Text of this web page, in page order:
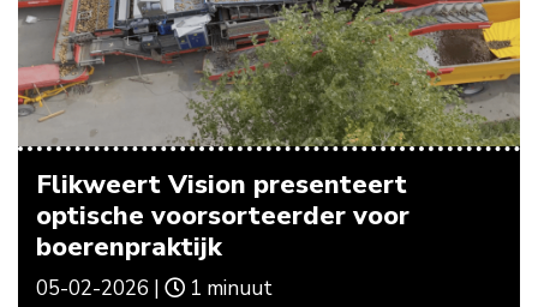
Flikweert Vision presenteert
optische voorsorteerder voor
boerenpraktijk
05-02-2026 | 1 minuut